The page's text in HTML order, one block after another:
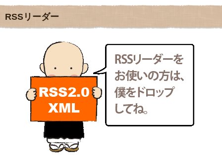
2011年10月(31)
2011年9月(24)
2011年8月(21)
2011年6月(13)
2011年5月
2011年4月
(17)
2011年3月(15)
2011年2月(22)
2011年1月(22)
2010年12月(21)
2010年11月
(14)
2010年9月(16)
(13)
地域のライターさんです
小豆島 圓満寺
新聞屋の道具箱
新聞社で使われる用語の解説など
makotoさんの御符内巡礼記
東京の巡礼記です
POLYHEDON
いろいろなことが書いてあるよ
bunchan
あちこち行って！
目白鍼灸院
日本人の繊細な体質にあわせた、やさしく気持ちよい鍼灸治療で
RSSリーダー